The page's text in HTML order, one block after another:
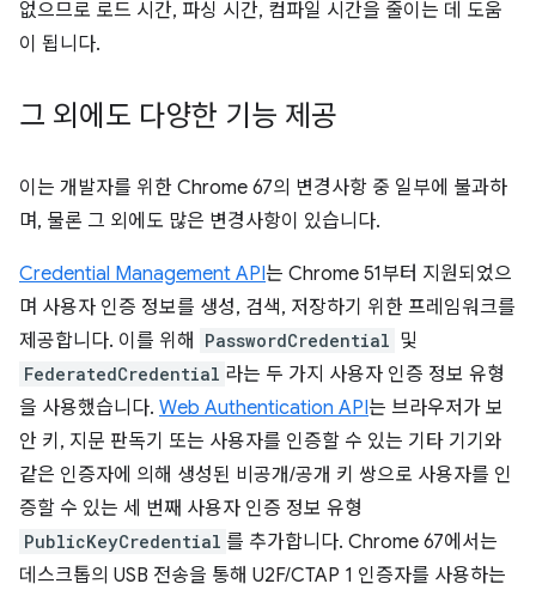
없으므로 로드 시간, 파싱 시간, 컴파일 시간을 줄이는 데 도움
이 됩니다.
그 외에도 다양한 기능 제공
이는 개발자를 위한 Chrome 67의 변경사항 중 일부에 불과하
며, 물론 그 외에도 많은 변경사항이 있습니다.
Credential Management API는 Chrome 51부터 지원되었으
며 사용자 인증 정보를 생성, 검색, 저장하기 위한 프레임워크를
제공합니다. 이를 위해
PasswordCredential 및
FederatedCredential 라는 두 가지 사용자 인증 정보 유형
을 사용했습니다. Web Authentication API는 브라우저가 보
안 키, 지문 판독기 또는 사용자를 인증할 수 있는 기타 기기와
같은 인증자에 의해 생성된 비공개/공개 키 쌍으로 사용자를 인
증할 수 있는 세 번째 사용자 인증 정보 유형
PublicKeyCredential 를 추가합니다. Chrome 67에서는
데스크톱의 USB 전송을 통해 U2F/CTAP 1 인증자를 사용하는